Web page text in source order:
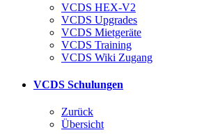
VCDS HEX-V2
VCDS Upgrades
VCDS Mietgeräte
VCDS Training
VCDS Wiki Zugang
VCDS Schulungen
Zurück
Übersicht